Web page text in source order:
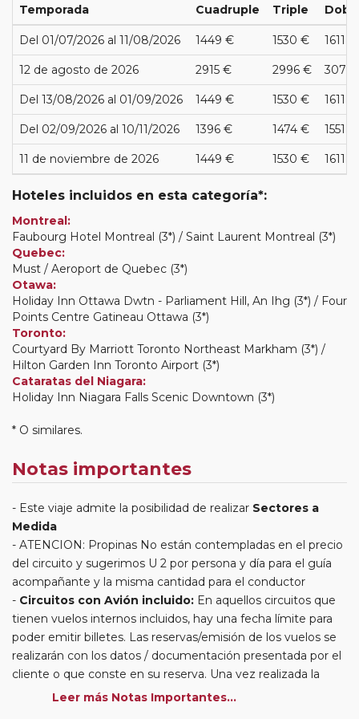
Temporada Cuadruple Triple
Del 01/07/2026 al 11/08/2026 1449 € 1530 € 1611 €
12 de agosto de 2026 2915 € 2996 € 3076
Del 13/08/2026 al 01/09/2026 1449 € 1530 € 1611 €
Del 02/09/2026 al 10/11/2026 1396 € 1474 € 1551 €
11 de noviembre de 2026 1449 € 1530 € 1611 €
Hoteles incluidos en esta categoría*:
Montreal:
Faubourg Hotel Montreal (3*) / Saint Laurent Montreal (3*)
Quebec:
Must / Aeroport de Quebec (3*)
Otawa:
Holiday Inn Ottawa Dwtn - Parliament Hill, An Ihg (3*) / Four
Points Centre Gatineau Ottawa (3*)
Toronto:
Courtyard By Marriott Toronto Northeast Markham (3*) /
Hilton Garden Inn Toronto Airport (3*)
Cataratas del Niagara:
Holiday Inn Niagara Falls Scenic Downtown (3*)
* O similares.
Notas importantes
Este viaje admite la posibilidad de realizar Sectores a
Medida
ATENCION: Propinas No están contempladas en el precio
del circuito y sugerimos U 2 por persona y día para el guía
acompañante y la misma cantidad para el conductor
Circuitos con Avión incluido: En aquellos circuitos que
tienen vuelos internos incluidos, hay una fecha límite para
poder emitir billetes. Las reservas/emisión de los vuelos se
realizarán con los datos / documentación presentada por el
cliente o que conste en su reserva. Una vez realizada la
reserva y emitido el billete, un error posterior en el nombre
Leer más Notas Importantes...